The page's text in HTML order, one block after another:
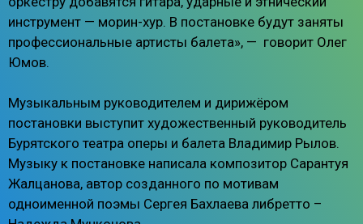
инструмент — морин-хур. В постановке будут заняты
профессиональные артисты балета», — говорит Олег
Юмов.
Музыкальным руководителем и дирижёром
постановки выступит художественный руководитель
Бурятского театра оперы и балета Владимир Рылов.
Музыку к постановке написала композитор Сарантуя
Жалцанова, автор созданного по мотивам
одноименной поэмы Сергея Бахлаева либретто –